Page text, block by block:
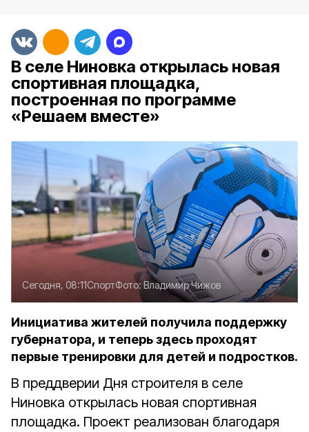
В селе Ниновка открылась новая
спортивная площадка,
построенная по программе
«Решаем вместе»
Сегодня, 08:11СпортФото: Владимир Чижов
Инициатива жителей получила поддержку
губернатора, и теперь здесь проходят
первые тренировки для детей и подростков.
В преддверии Дня строителя в селе
Ниновка открылась новая спортивная
площадка. Проект реализован благодаря